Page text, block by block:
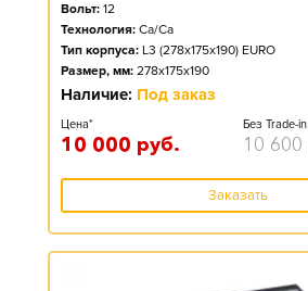
Вольт: 12
Технология: Ca/Ca
Тип корпуса: L3 (278x175x190) EURO
Размер, мм: 278x175x190
Наличие: Под заказ
Цена*
10 000 руб.
Без Trade-in
10 600
Заказать